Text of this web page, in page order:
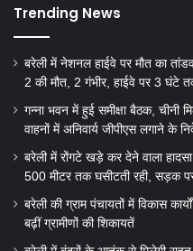
Trending News
बरेली में नेशनल हाईवे पर मौत का
2 की मौत, 2 गंभीर, हाईवे पर 3 घंटे
गन्ना भवन में हुई समीक्षा बैठक, चीनी
वाहनों में अनिवार्य जीपीएस लगाने के
बरेली में रोंगटे खड़े कर देने वाला
500 मीटर तक घसीटती रही, सड़क पर
बरेली की ग्राम पंचायतों में विकास
बढ़ीं ग्रामीणों की शिकायतें